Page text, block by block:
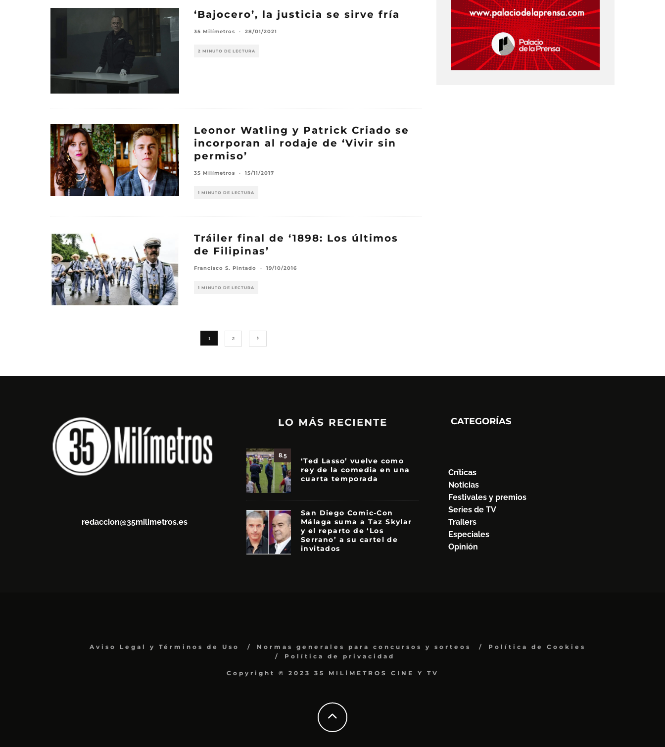
‘Bajocero’, la justicia se sirve fría
35 Milímetros · 28/01/2021
2 MINUTO DE LECTURA
Leonor Watling y Patrick Criado se
incorporan al rodaje de ‘Vivir sin
permiso’
35 Milímetros · 15/11/2017
1 MINUTO DE LECTURA
Tráiler final de ‘1898: Los últimos
de Filipinas’
Francisco S. Pintado · 19/10/2016
1 MINUTO DE LECTURA
1 2
redaccion@35milimetros.es
LO MÁS RECIENTE
8.5
‘Ted Lasso’ vuelve como
rey de la comedia en una
cuarta temporada
San Diego Comic-Con
Málaga suma a Taz Skylar
y el reparto de ‘Los
Serrano’ a su cartel de
invitados
CATEGORÍAS
Críticas
Noticias
Festivales y premios
Series de TV
Trailers
Especiales
Opinión
Aviso Legal y Términos de Uso Normas generales para concursos y sorteos
Política de Cookies
Política de privacidad
Copyright © 2023 35 MILÍMETROS CINE Y TV